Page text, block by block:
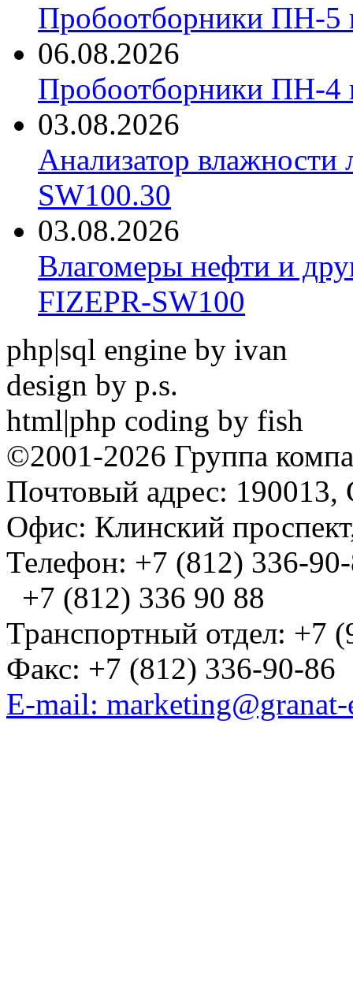
Пробоотборники ПН-
06.08.2026
Пробоотборники ПН-
03.08.2026
Анализатор
SW100.30
03.08.2026
Влагомеры нефти и
FIZEPR-SW100
php|sql engine by ivan
design by p.s.
html|php coding by fish
©2001-2026 Группа
Почтовый адрес: 190013,
Офис: Клинский
Телефон: +7 (812) 336-
+7 (812) 336 90 88
Транспортный отдел: +7
Факс: +7 (812) 336-90-86
E-mail: